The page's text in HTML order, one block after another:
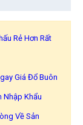
Rẻ Hơn Rất
Giá Đổ Buôn
Nhập Khẩu
Về Sản